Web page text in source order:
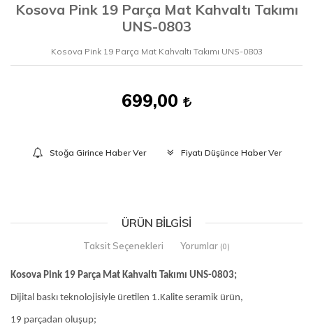
Kosova Pink 19 Parça Mat Kahvaltı Takımı
UNS-0803
Kosova Pink 19 Parça Mat Kahvaltı Takımı UNS-0803
699,00
Stoğa Girince Haber Ver Fiyatı Düşünce Haber Ver
ÜRÜN BILGISI
Taksit Seçenekleri Yorumlar (0)
Kosova Pink 19 Parça Mat Kahvaltı Takımı UNS-0803;
Dijital baskı teknolojisiyle üretilen 1.Kalite seramik ürün,
19 parçadan oluşup;